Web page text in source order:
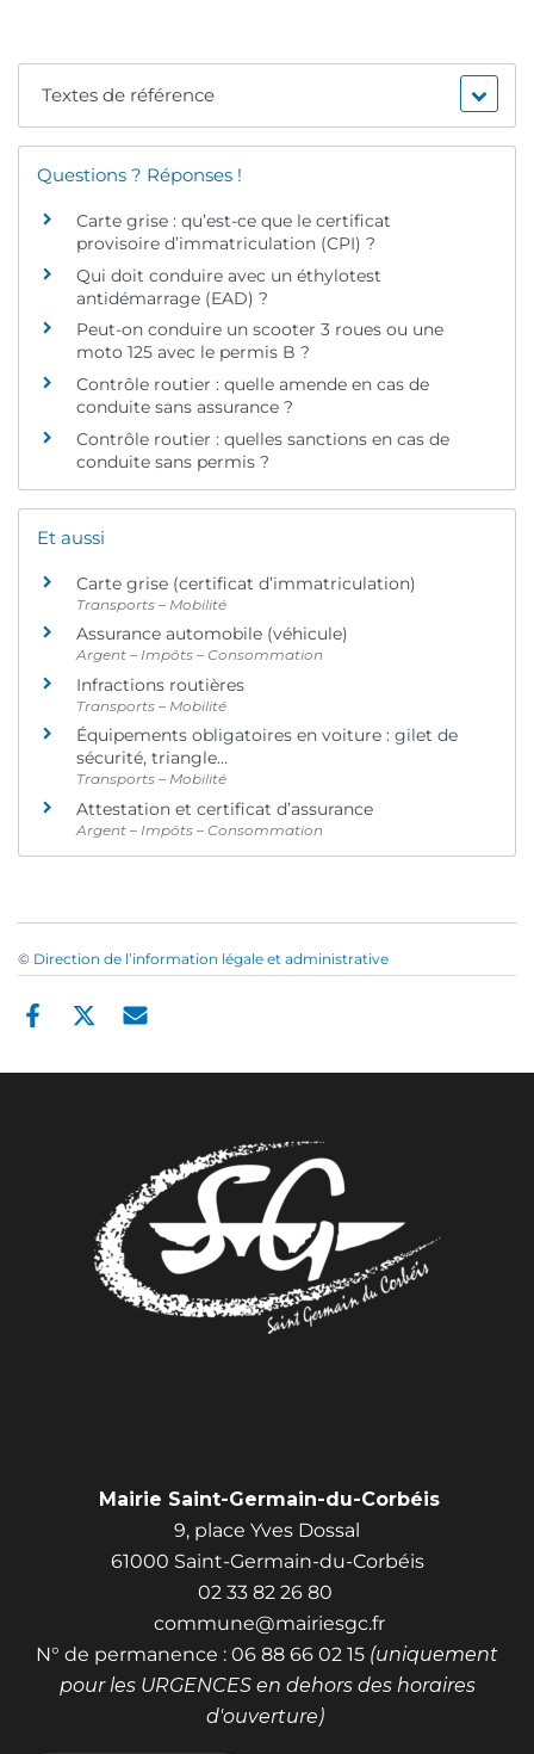
Textes de référence
Questions ? Réponses !
Carte grise : qu’est-ce que le certificat
provisoire d’immatriculation (CPI) ?
Qui doit conduire avec un éthylotest
antidémarrage (EAD) ?
Peut-on conduire un scooter 3 roues ou une
moto 125 avec le permis B ?
Contrôle routier : quelle amende en cas de
conduite sans assurance ?
Contrôle routier : quelles sanctions en cas de
conduite sans permis ?
Et aussi
Carte grise (certificat d’immatriculation)
Transports – Mobilité
Assurance automobile (véhicule)
Argent – Impôts – Consommation
Infractions routières
Transports – Mobilité
Équipements obligatoires en voiture : gilet de
sécurité, triangle…
Transports – Mobilité
Attestation et certificat d’assurance
Argent – Impôts – Consommation
© Direction de l’information légale et administrative
Mairie Saint-Germain-du-Corbéis
9, place Yves Dossal
61000 Saint-Germain-du-Corbéis
02 33 82 26 80
commune@mairiesgc.fr
N° de permanence : 06 88 66 02 15 (uniquement
pour les URGENCES en dehors des horaires
d'ouverture)